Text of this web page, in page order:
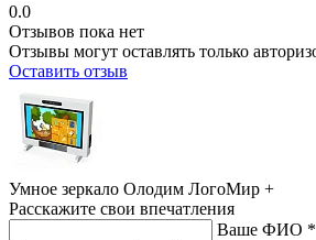
0.0
Отзывов пока нет
Отзывы могут оставлять только
Оставить отзыв
Умное зеркало Олодим ЛогоМир +
Расскажите свои впечатления
Ваше ФИО *